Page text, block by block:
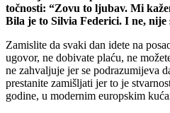
točnosti: “Zovu to ljubav. Mi
Bila je to Silvia Federici. I ne, nije
Zamislite da svaki dan idete na
ugovor, ne dobivate plaću, ne
ne zahvaljuje jer se podrazumijeva
prestanite zamišljati jer to je
godine, u modernim europskim